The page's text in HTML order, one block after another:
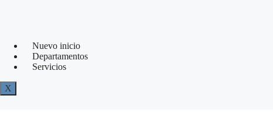
Nuevo inicio
Departamentos
Servicios
X